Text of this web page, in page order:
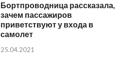
Бортпроводница рассказала,
зачем пассажиров
приветствуют у входа в
самолет
25.04.2021